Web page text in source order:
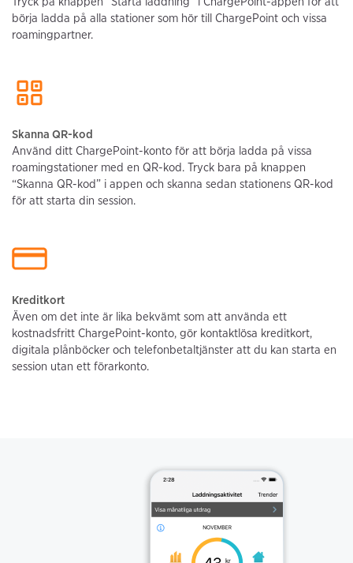
börja ladda på alla stationer som hör till ChargePoint och vissa
roamingpartner.
Skanna QR-kod
Använd ditt ChargePoint-konto för att börja ladda på vissa
roamingstationer med en QR-kod. Tryck bara på knappen
“Skanna QR-kod” i appen och skanna sedan stationens QR-kod
för att starta din session.
Kreditkort
Även om det inte är lika bekvämt som att använda ett
kostnadsfritt ChargePoint-konto, gör kontaktlösa kreditkort,
digitala plånböcker och telefonbetaltjänster att du kan starta en
session utan ett förarkonto.